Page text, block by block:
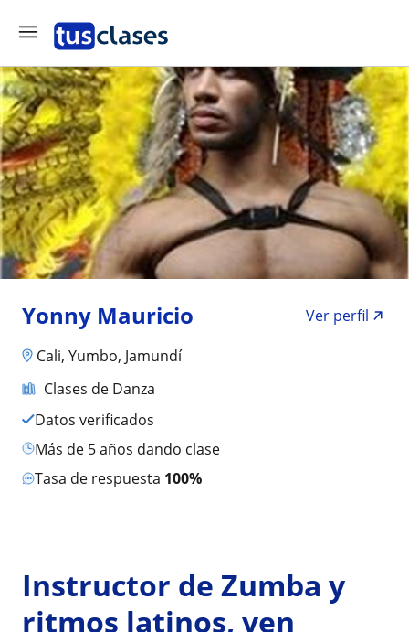
Yonny Mauricio
Ver perfil
Cali, Yumbo, Jamundí
Clases de Danza
Datos verificados
más de 5 años dando clase
Tasa de respuesta 100%
Instructor de Zumba y
ritmos latinos, ven